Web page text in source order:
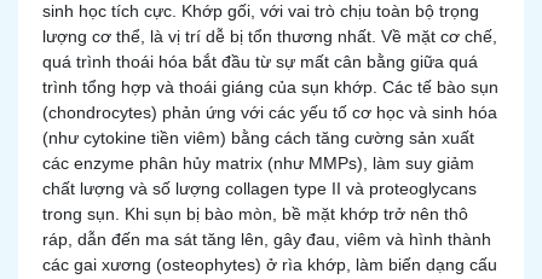
sinh học tích cực. Khớp gối, với vai trò chịu toàn bộ trọng
lượng cơ thể, là vị trí dễ bị tổn thương nhất. Về mặt cơ chế,
quá trình thoái hóa bắt đầu từ sự mất cân bằng giữa quá
trình tổng hợp và thoái giáng của sụn khớp. Các tế bào sụn
(chondrocytes) phản ứng với các yếu tố cơ học và sinh hóa
(như cytokine tiền viêm) bằng cách tăng cường sản xuất
các enzyme phân hủy matrix (như MMPs), làm suy giảm
chất lượng và số lượng collagen type II và proteoglycans
trong sụn. Khi sụn bị bào mòn, bề mặt khớp trở nên thô
ráp, dẫn đến ma sát tăng lên, gây đau, viêm và hình thành
các gai xương (osteophytes) ở rìa khớp, làm biến dạng cấu